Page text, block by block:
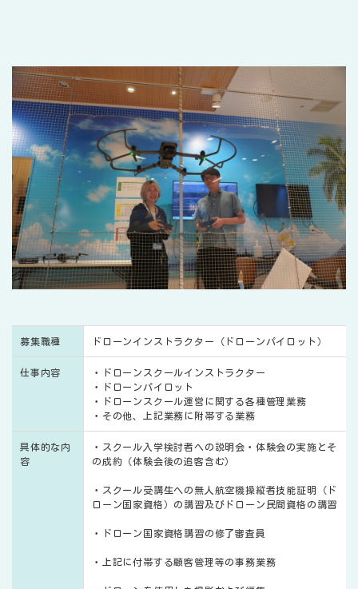
募集職種 ドローンインストラクター（ドローンパイロット）
仕事内容
・ドローンスクールインストラクター
・ドローンパイロット
・ドローンスクール運営に関する各種管理業務
・その他、上記業務に附帯する業務
具体的な内
容
・スクール入学検討者への説明会・体験会の実施とそ
の成約（体験会後の追客含む）
・スクール受講生への無人航空機操縦者技能証明（ド
ローン国家資格）の講習及びドローン民間資格の講習
・ドローン国家資格講習の修了審査員
・上記に付帯する顧客管理等の事務業務